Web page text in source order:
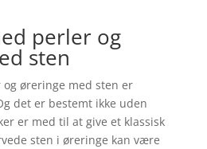
perler og
sten
øreringe med sten er
det er bestemt ikke uden
er med til at give et klassisk
sten i øreringe kan være